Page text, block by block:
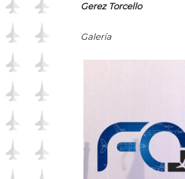
Gerez Torcello
Galería